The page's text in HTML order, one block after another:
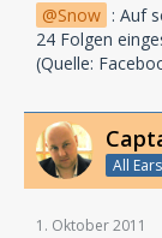
Snow : Auf
24 Folgen
(Quelle:
All
1. Oktober 2011